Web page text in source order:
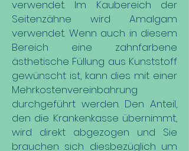
verwendet. Im Kaubereich der
Seitenzähne wird Amalgam
verwendet. Wenn auch in diesem
Bereich eine zahnfarbene
ästhetische Füllung aus Kunststoff
gewünscht ist, kann dies mit einer
Mehrkostenvereinbahrung
durchgeführt werden. Den Anteil,
den die Krankenkasse übernimmt,
wird direkt abgezogen und Sie
brauchen sich diesbezüglich um